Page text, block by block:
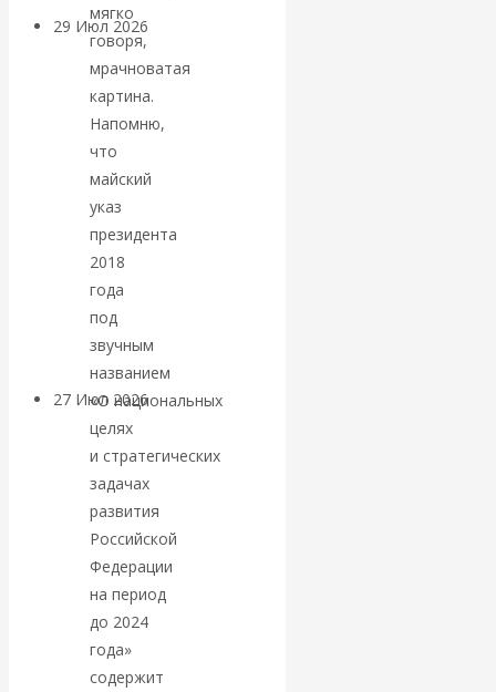
29 Июл 2026
финансовая олигархия
Валентин
Катасонов.
«Мировые
ростовщики»:
вчера и сегодня
27 Июл 2026Мировая
валютная система
Валентин
КАтасонов.
«МЕТОД
ОТМЫВАНИЯ
мягко
говоря,
мрачноватая
картина.
Напомню,
что
майский
указ
президента
2018
года
под
звучным
названием
«О национальных
целях
и стратегических
задачах
развития
Российской
Федерации
на период
до 2024
года»
содержит